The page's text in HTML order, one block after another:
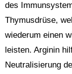
des
Thymusdrüse,
wiederum einen
leisten. Arginin
Neutralisierung